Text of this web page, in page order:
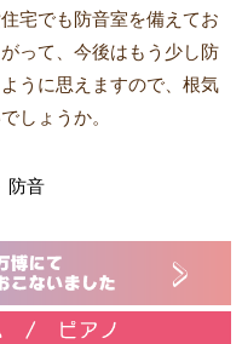
宅でも防音室を備えてお
って、今後はもう少し防
うに思えますので、根気
しょうか。
防音